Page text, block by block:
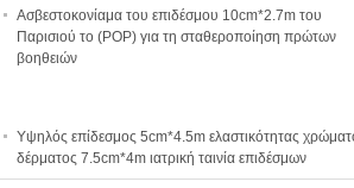
Ασβεστοκονίαμα του επιδέσμου 10cm*2.7m του
Παρισιού το (POP) για τη σταθεροποίηση πρώτων
βοηθειών
Υψηλός επίδεσμος 5cm*4.5m ελαστικότητας
δέρματος 7.5cm*4m ιατρική ταινία επιδέσμων